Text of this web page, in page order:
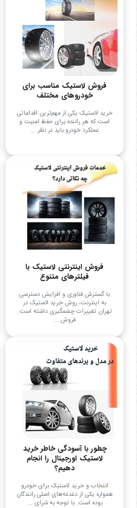
فروش لاستیک مناسب برای
خودروهای مختلف
خرید لاستیک یکی از مهم‌ترین اقداماتی
است که هر راننده برای حفظ امنیت و
عملکرد خودرو باید در نظر ...
فروش اینترنتی لاستیک با
فیلترهای متنوع
با گسترش فناوری و افزایش دسترسی
به اینترنت، روش خرید لاستیک در
تهران تغییرات چشمگیری داشته است.
فروش ...
چطور با آسودگی خاطر خرید
لاستیک اورجینال را انجام
دهیم؟
انتخاب و خرید لاستیک برای خودرو
همواره یکی از دغدغه‌های اصلی رانندگان
بوده است. با توجه به شرای ...